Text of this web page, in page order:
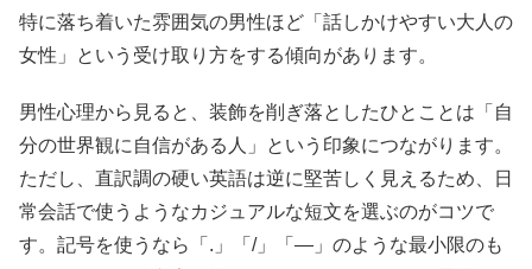
特に落ち着いた雰囲気の男性ほど「話しかけやすい大人の
女性」という受け取り方をする傾向があります。
男性心理から見ると、装飾を削ぎ落としたひとことは「自
分の世界観に自信がある人」という印象につながります。
ただし、直訳調の硬い英語は逆に堅苦しく見えるため、日
常会話で使うようなカジュアルな短文を選ぶのがコツで
す。記号を使うなら「.」「/」「―」のような最小限のも